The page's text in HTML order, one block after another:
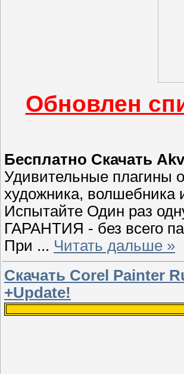
Обновлен
Бесплатно Скачать
Удивительные плагины
художника, волшебника
Испытайте Один раз
ГАРАНТИЯ - без всего
При ... Читать дальше »
Скачать Corel Painter
+Update!